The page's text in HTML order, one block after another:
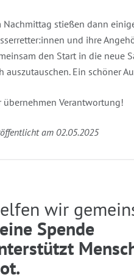
Nachmittag stießen dann
und ihre
den Start in die neue
auszutauschen. Ein schöner
übernehmen Verantwortung!
am 02.05.2025
wir
Spende